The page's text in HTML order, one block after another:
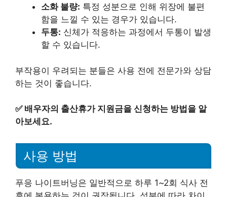
소화 불량: 특정 성분으로 인해 위장에 불편
함을 느낄 수 있는 경우가 있습니다.
두통: 신체가 적응하는 과정에서 두통이 발생
할 수 있습니다.
부작용이 우려되는 분들은 사용 전에 전문가와 상담
하는 것이 좋습니다.
✅ 배우자의 출산휴가 지원금을 신청하는 방법을 알
아보세요.
사용 방법
푸응 나이트버닝은 일반적으로 하루 1~2회 식사 전